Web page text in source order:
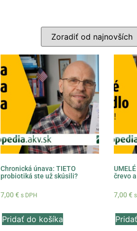
Chronická únava: TIETO
probiotiká ste už skúsili?
7,00 € s DPH
Pridať do košíka
črevo
7,00 €